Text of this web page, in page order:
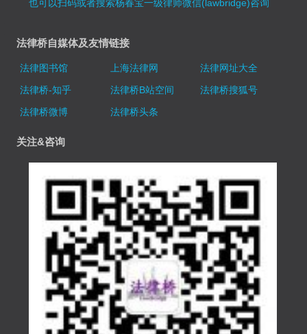
也可以扫码或者搜索杨春宝一级律师微信(lawbridge)咨询
法律桥自媒体及友情链接
法律图书馆 上海法律网
法律网址大全
法律桥-知乎
法律桥B站空间
法律桥搜狐号
法律桥微博
法律桥头条
关注&咨询